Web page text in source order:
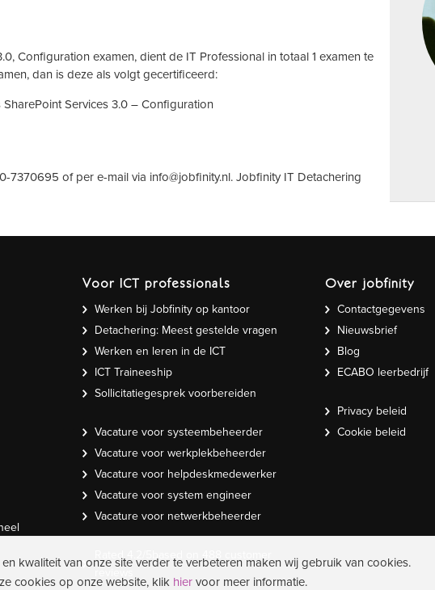
Configuration examen, dient de IT Professional in totaal 1 examen te
dan is deze als volgt gecertificeerd:
Services 3.0 – Configuration
7370695 of per e-mail via info@jobfinity.nl. Jobfinity IT Detachering
Voor ICT professionals
Werken bij Jobfinity op kantoor
Detachering: Meest gestelde vragen
Werken en leren in de ICT
ICT Traineeship
Sollicitatiegesprek voorbereiden
Vacature voor systeembeheerder
Vacature voor werkplekbeheerder
Vacature voor helpdeskmedewerker
Vacature voor system engineer
Vacature voor netwerkbeheerder
Rated
Over jobfinity
Contactgegevens
Nieuwsbrief
Blog
ECABO leerbedrijf
Privacy beleid
Cookie beleid
kwaliteit van onze site verder te verbeteren maken wij gebruik van cookies.
cookies op onze website, klik hier voor meer informatie.